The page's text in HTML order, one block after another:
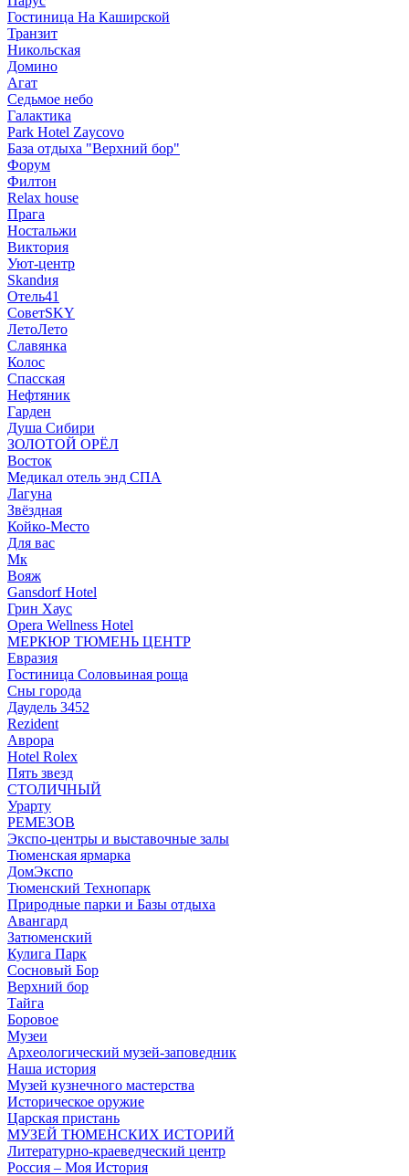
Гостиница На Каширской
Транзит
Никольская
Домино
Агат
Седьмое небо
Галактика
Park Hotel Zaycovo
База отдыха "Верхний бор"
Форум
Филтон
Relax house
Прага
Ностальжи
Виктория
Уют-центр
Skandия
Отель41
СоветSKY
ЛетоЛето
Славянка
Колос
Спасская
Нефтяник
Гарден
Душа Сибири
ЗОЛОТОЙ ОРЁЛ
Восток
Медикал отель энд СПА
Лагуна
Звёздная
Койко-Место
Для вас
Мк
Вояж
Gansdorf Hotel
Грин Хаус
Opera Wellness Hotel
МЕРКЮР ТЮМЕНЬ ЦЕНТР
Евразия
Гостиница Соловьиная роща
Сны города
Даудель 3452
Rezident
Аврора
Hotel Rolex
Пять звезд
СТОЛИЧНЫЙ
Урарту
РЕМЕЗОВ
Экспо-центры и выставочные залы
Тюменская ярмарка
ДомЭкспо
Тюменский Технопарк
Природные парки и Базы отдыха
Авангард
Затюменский
Кулига Парк
Сосновый Бор
Верхний бор
Тайга
Боровое
Музеи
Археологический музей-заповедник
Наша история
Музей кузнечного мастерства
Историческое оружие
Царская пристань
МУЗЕЙ ТЮМЕНСКИХ ИСТОРИЙ
Литературно-краеведческий центр
Россия – Моя История